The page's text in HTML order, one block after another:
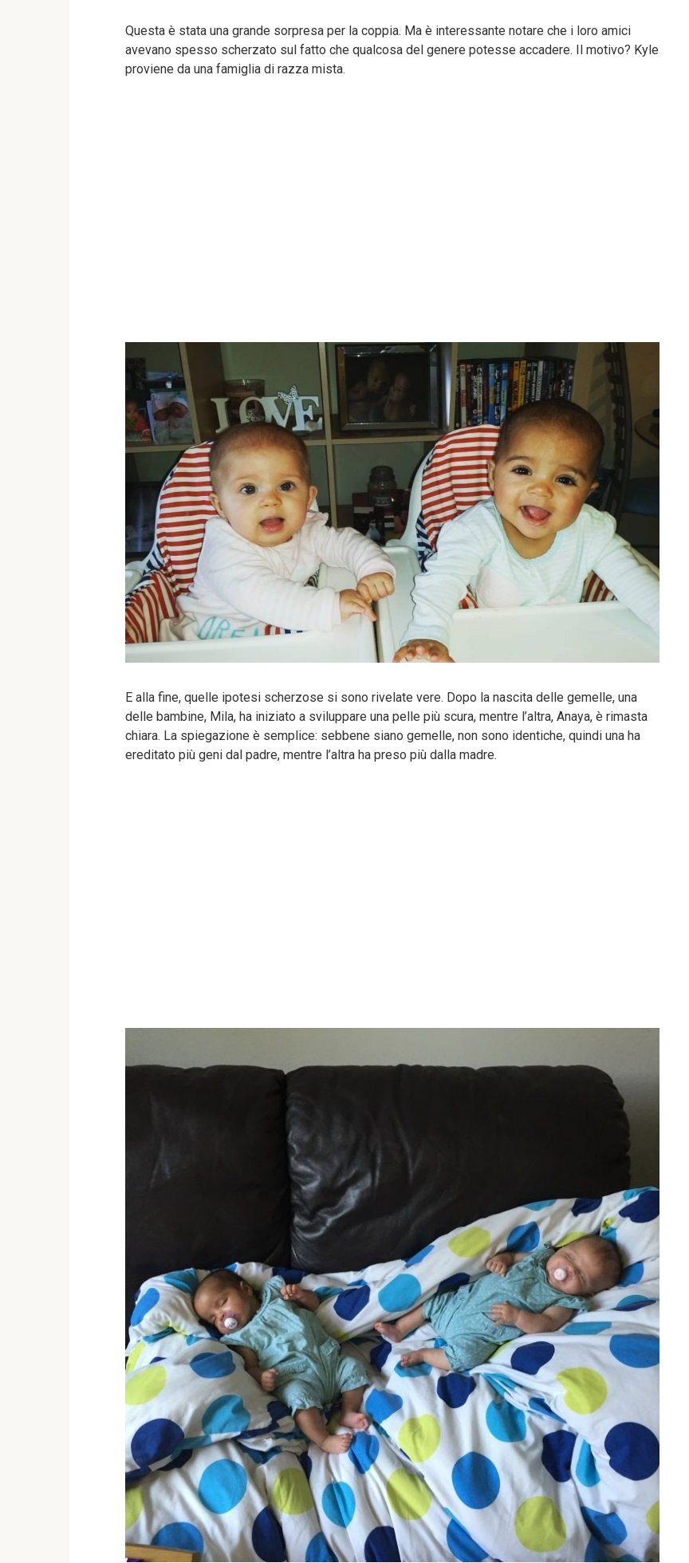
Questa è stata una grande sorpresa per la coppia. Ma è interessante notare che i loro amici
avevano spesso scherzato sul fatto che qualcosa del genere potesse accadere. Il motivo? Kyle
proviene da una famiglia di razza mista.
E alla fine, quelle ipotesi scherzose si sono rivelate vere. Dopo la nascita delle gemelle, una
delle bambine, Mila, ha iniziato a sviluppare una pelle più scura, mentre l’altra, Anaya, è rimasta
chiara. La spiegazione è semplice: sebbene siano gemelle, non sono identiche, quindi una ha
ereditato più geni dal padre, mentre l’altra ha preso più dalla madre.